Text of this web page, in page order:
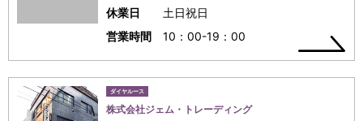
休業日
土日祝日
営業時間
10：00-19：00
ダイヤルース
株式会社ジェム・トレーディング